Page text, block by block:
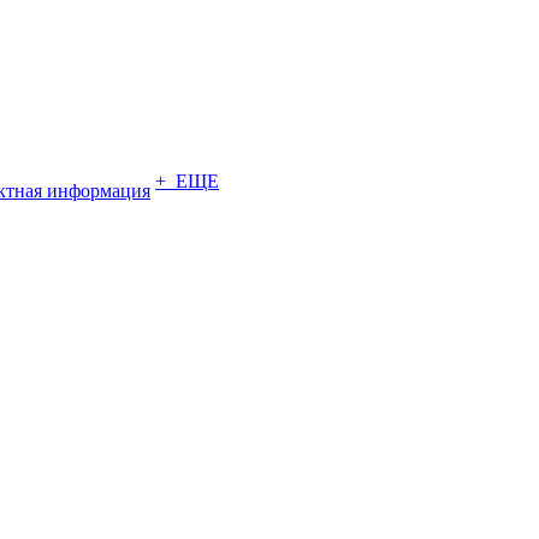
информация + ЕЩЕ